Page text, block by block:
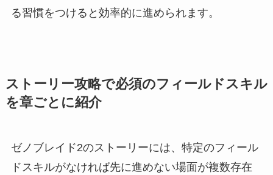
る習慣をつけると効率的に進められます。
ストーリー攻略で必須のフィールドスキル
を章ごとに紹介
ゼノブレイド2のストーリーには、特定のフィール
ドスキルがなければ先に進めない場面が複数存在